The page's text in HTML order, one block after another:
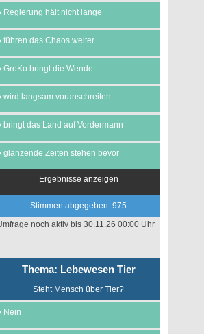
Regierung hält nicht lange
führen das Chaos weiter
GroKo bringt die Wende
wird langsam voranschreiten
bringt das Land auf Vordermann
glänzende Zeiten stehen bevor
Ergebnisse anzeigen
Stimmen abgegeben: 975
noch aktiv bis 30.11.26 00:00 Uhr
Thema: Lebewesen Tier
Steht Mensch über Tier?
Nein